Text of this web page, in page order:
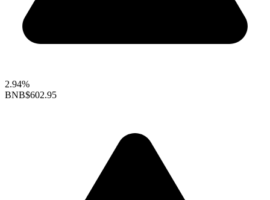
2.94%
BNB$602.95